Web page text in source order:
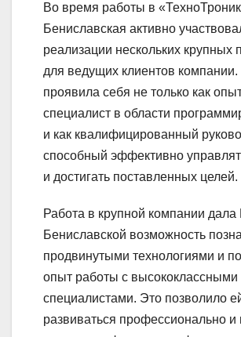
Во время работы в
Бениславская активно
реализации нескольких крупных
для ведущих клиентов
проявила себя не только как
специалист в области
и как квалифицированный
способный эффективно
и достигать поставленных целей.
Работа в крупной компании дала
Бениславской возможность
продвинутыми технологиями и
опыт работы с высококлассными
специалистами. Это позволило
развиваться профессионально и